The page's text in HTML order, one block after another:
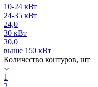
10-24 кВт
24-35 кВт
24,0
30 кВт
30,0
выше 150 кВт
Количество контуров, шт
1